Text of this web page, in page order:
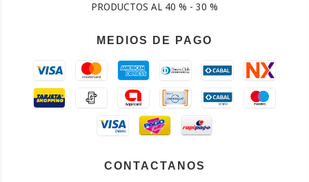
PRODUCTOS AL 40 % - 30 %
MEDIOS DE PAGO
CONTACTANOS